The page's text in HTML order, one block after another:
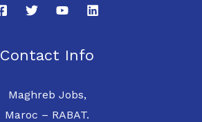
Contact Info
Maghreb Jobs,
Maroc – RABAT.